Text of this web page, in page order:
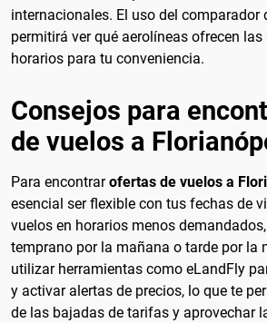
internacionales. El uso del comparador
permitirá ver qué aerolíneas ofrecen
horarios para tu conveniencia.
Consejos para
de vuelos a
Para encontrarofertas de vuelos a
esencial ser flexible con tus fechas de
vuelos en horarios menos
temprano por la mañana o tarde por la
utilizar herramientas como eLandFly
y activar alertas de precios, lo que te
de las bajadas de tarifas y aprovechar